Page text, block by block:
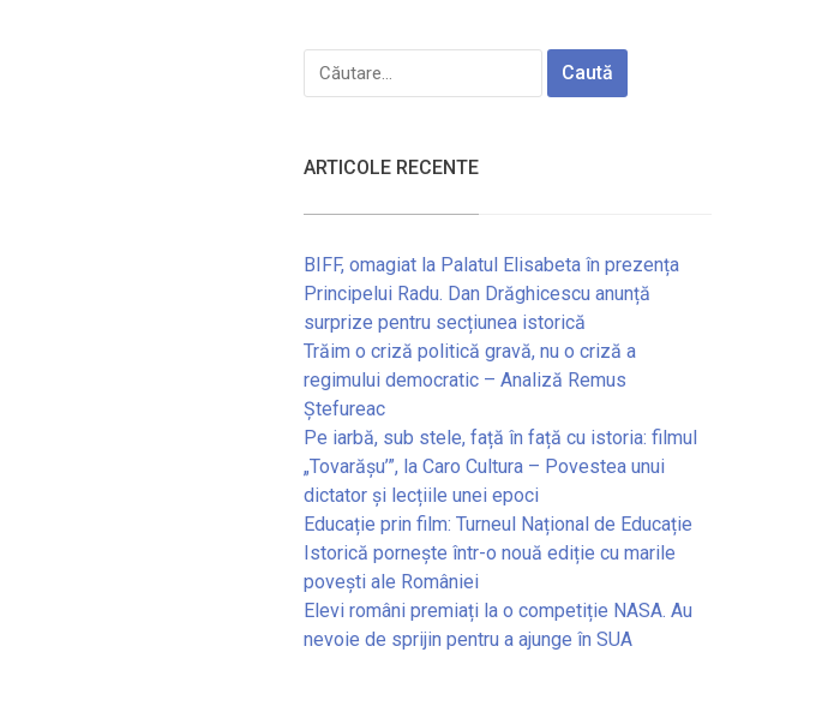
Caută
după:
ARTICOLE RECENTE
BIFF, omagiat la Palatul Elisabeta în prezența
Principelui Radu. Dan Drăghicescu anunță
surprize pentru secțiunea istorică
Trăim o criză politică gravă, nu o criză a
regimului democratic – Analiză Remus
Ștefureac
Pe iarbă, sub stele, față în față cu istoria: filmul
„Tovarășu’”, la Caro Cultura – Povestea unui
dictator și lecțiile unei epoci
Educație prin film: Turneul Național de Educație
Istorică pornește într-o nouă ediție cu marile
povești ale României
Elevi români premiați la o competiție NASA. Au
nevoie de sprijin pentru a ajunge în SUA